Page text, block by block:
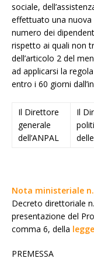
sociale,
effettuato una nuova
numero dei
rispetto ai quali non
dell’articolo 2 del
ad applicarsi la
entro i 60 giorni
Il Direttore
generale
dell’ANPAL
Il
Nota ministeriale
Decreto direttoriale
presentazione del
comma 6, della
PREMESSA